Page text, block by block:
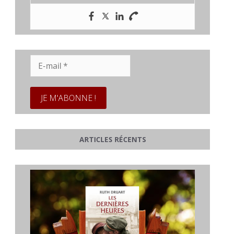
mail
ARTICLES RÉCENTS